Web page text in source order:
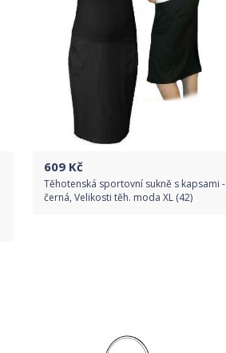
609 Kč
Těhotenská sportovní sukně s kapsami -
černá, Velikosti těh. moda XL (42)